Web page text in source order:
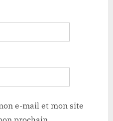
e-mail et mon site